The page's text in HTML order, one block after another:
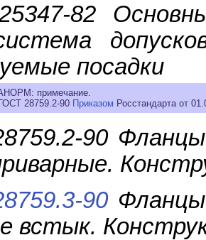
82
посадки
примечание.
28759.2-90 Приказом Росстандарта от
90
90Фланцы
встык.